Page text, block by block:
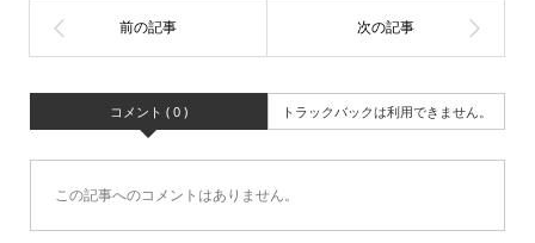
コメント ( 0 ) トラックバックは利用できません。
この記事へのコメントはありません。